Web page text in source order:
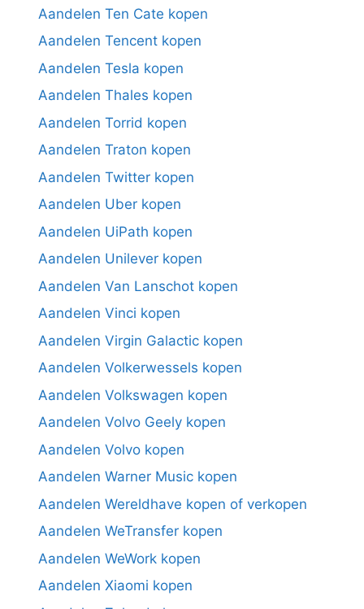
Aandelen Ten Cate kopen
Aandelen Tencent kopen
Aandelen Tesla kopen
Aandelen Thales kopen
Aandelen Torrid kopen
Aandelen Traton kopen
Aandelen Twitter kopen
Aandelen Uber kopen
Aandelen UiPath kopen
Aandelen Unilever kopen
Aandelen Van Lanschot kopen
Aandelen Vinci kopen
Aandelen Virgin Galactic kopen
Aandelen Volkerwessels kopen
Aandelen Volkswagen kopen
Aandelen Volvo Geely kopen
Aandelen Volvo kopen
Aandelen Warner Music kopen
Aandelen Wereldhave kopen of verkopen
Aandelen WeTransfer kopen
Aandelen WeWork kopen
Aandelen Xiaomi kopen